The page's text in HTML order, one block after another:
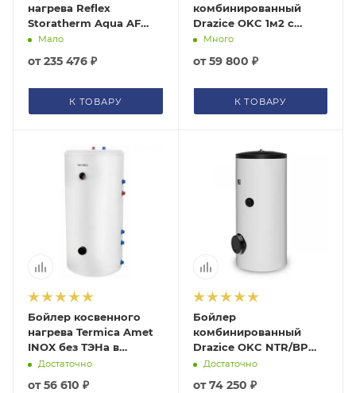
нагрева Reflex
Storatherm Aqua AF
500/1MC с
подключения ТЭНа
7862000
Мало
от235 476 ₽
К ТОВАРУ
комбинированный
Drazice OKC 1м2 с
ТЭНом 2,2 кВт в
Много
от59 800 ₽
К ТОВАРУ
Бойлер косвенного
нагрева Termica Amet
INOX без ТЭНа в
комплекте напольный
Достаточно
от56 610 ₽
Бойлер
комбинированный
Drazice OKC NTR/BP
без ТЭНа в комплекте
Достаточно
от74 250 ₽